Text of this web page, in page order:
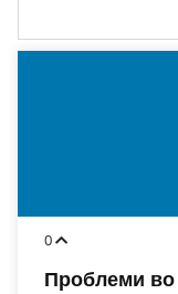
0
Проблеми